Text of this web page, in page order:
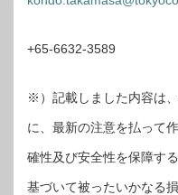
+65-6632-3589
※）記載しました内容は
に、最新の注意を払って
確性及び安全性を保障す
基づいて被ったいかなる